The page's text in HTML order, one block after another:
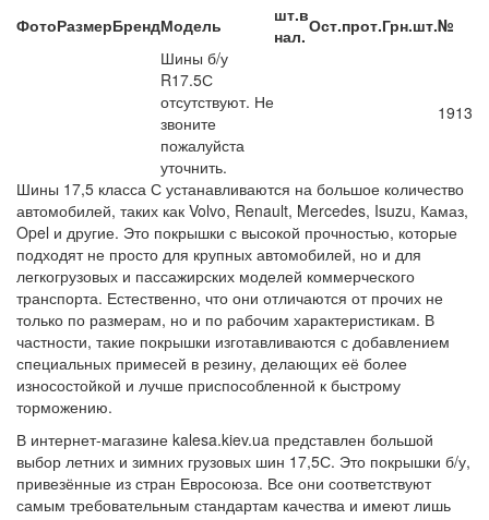
ФотоРазмерБрендМодель
шт.в
нал. Ост.прот.Грн.шт.№
Шины б/у
R17.5С
отсутствуют. Не
звоните
пожалуйста
уточнить.
1913
Шины 17,5 класса С устанавливаются на большое количество
автомобилей, таких как Volvo, Renault, Mercedes, Isuzu, Камаз,
Opel и другие. Это покрышки с высокой прочностью, которые
подходят не просто для крупных автомобилей, но и для
легкогрузовых и пассажирских моделей коммерческого
транспорта. Естественно, что они отличаются от прочих не
только по размерам, но и по рабочим характеристикам. В
частности, такие покрышки изготавливаются с добавлением
специальных примесей в резину, делающих её более
износостойкой и лучше приспособленной к быстрому
торможению.
В интернет-магазине kalesa.kiev.ua представлен большой
выбор летних и зимних грузовых шин 17,5С. Это покрышки б/у,
привезённые из стран Евросоюза. Все они соответствуют
самым требовательным стандартам качества и имеют лишь